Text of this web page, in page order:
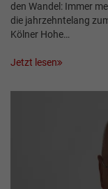
den Wandel: Immer
die jahrzehntelang
Kölner Hohe…
Jetzt lesen